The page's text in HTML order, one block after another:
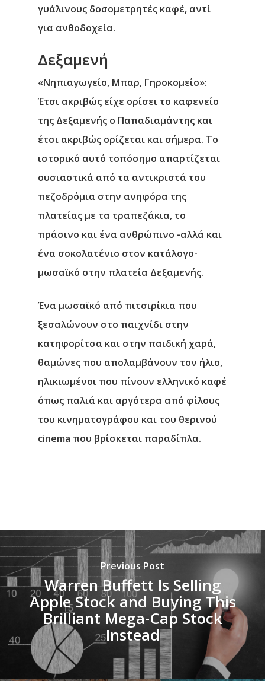
γυάλινους δοσομετρητές καφέ, αντί
για ανθοδοχεία.
Δεξαμενή
«Νηπιαγωγείο, Μπαρ, Γηροκομείο»:
Έτσι ακριβώς είχε ορίσει το καφενείο
της Δεξαμενής ο Παπαδιαμάντης και
έτσι ακριβώς ορίζεται και σήμερα. Το
ιστορικό αυτό τοπόσημο απαρτίζεται
ουσιαστικά από τα αντικριστά του
πεζοδρόμια στην ανηφόρα της
πλατείας με τα τραπεζάκια, το
πράσινο και ένα ανθρώπινο -αλλά και
ένα σοκολατένιο στον κατάλογο-
μωσαϊκό στην πλατεία Δεξαμενής.
Ένα μωσαϊκό από πιτσιρίκια που
ξεσαλώνουν στο παιχνίδι στην
κατηφορίτσα και στην παιδική χαρά,
θαμώνες που απολαμβάνουν τον ήλιο,
ηλικιωμένοι που πίνουν ελληνικό καφέ
όπως παλιά και αργότερα από φίλους
του κινηματογράφου και του θερινού
cinema που βρίσκεται παραδίπλα.
Previous Post
Warren Buffett Is Selling
Apple Stock and Buying This
Brilliant Mega-Cap Stock
Instead